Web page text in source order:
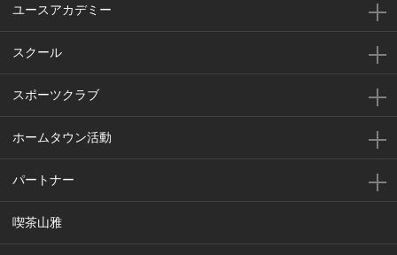
ユースアカデミー
スクール
スポーツクラブ
ホームタウン活動
パートナー
喫茶山雅